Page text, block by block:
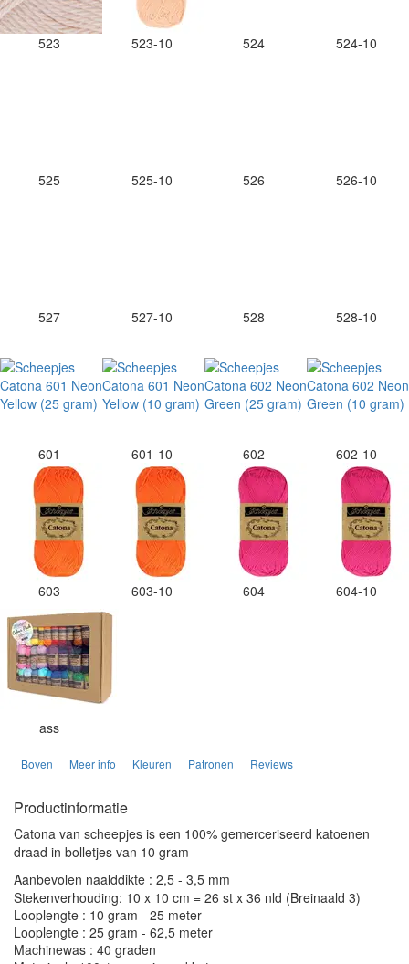
523 523-10 524 524-10
525 525-10 526 526-10
527 527-10 528 528-10
601 601-10 602 602-10
603 603-10 604 604-10
ass
Boven Meer info Kleuren Patronen Reviews
Productinformatie
Catona van scheepjes is een 100% gemerceriseerd katoenen
draad in bolletjes van 10 gram
Aanbevolen naalddikte : 2,5 - 3,5 mm
Stekenverhouding: 10 x 10 cm = 26 st x 36 nld (Breinaald 3)
Looplengte : 10 gram - 25 meter
Looplengte : 25 gram - 62,5 meter
Machinewas : 40 graden